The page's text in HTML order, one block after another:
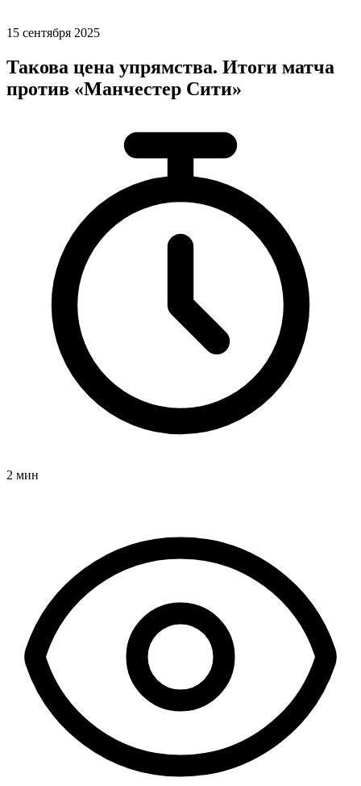
15 сентября 2025
Такова цена упрямства. Итоги матча
против «Манчестер Сити»
2 мин